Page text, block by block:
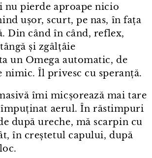
nu pierde aproape nicio
ușor, scurt, pe nas, în fața
Din când în când, reflex,
și zgâlțâie
un Omega automatic, de
nimic. Îl privesc cu speranță.
îmi micșorează mai tare
aerul. În răstimpuri
după ureche, mă scarpin cu
în creștetul capului, după